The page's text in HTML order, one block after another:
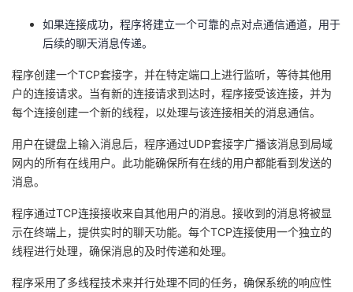
如果连接成功，程序将建立一个可靠的点对点通信通道，用于
后续的聊天消息传递。
程序创建一个TCP套接字，并在特定端口上进行监听，等待其他用
户的连接请求。当有新的连接请求到达时，程序接受该连接，并为
每个连接创建一个新的线程，以处理与该连接相关的消息通信。
用户在键盘上输入消息后，程序通过UDP套接字广播该消息到局域
网内的所有在线用户。此功能确保所有在线的用户都能看到发送的
消息。
程序通过TCP连接接收来自其他用户的消息。接收到的消息将被显
示在终端上，提供实时的聊天功能。每个TCP连接使用一个独立的
线程进行处理，确保消息的及时传递和处理。
程序采用了多线程技术来并行处理不同的任务，确保系统的响应性